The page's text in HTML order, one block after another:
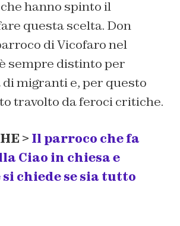
hanno spinto il
questa scelta. Don
di Vicofaro nel
sempre distinto per
di migranti e, per questo
travolto da feroci critiche.
> Il parroco che fa
Ciao in chiesa e
chiede se sia tutto